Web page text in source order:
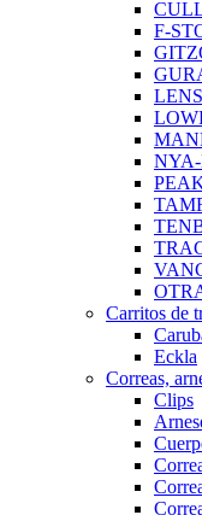
F-
Carritos de
Eckla
Correas,
Clips